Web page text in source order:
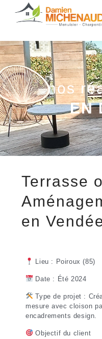
nos
EN
Terrasse
en
Lieu : Poiroux (85)
Date : Été 2024
Type de projet :
mesure avec cloison
encadrements design.
Objectif du client